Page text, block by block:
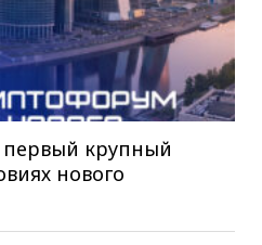
крупный
нового